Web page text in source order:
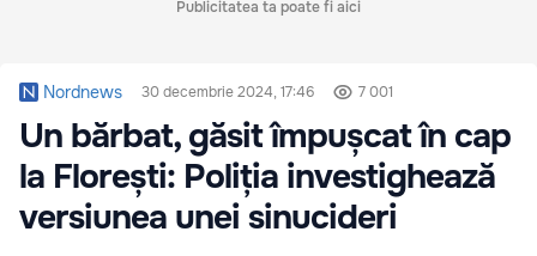
Publicitatea ta poate fi aici
Nordnews 30 decembrie 2024, 17:46 7 001
Un bărbat, găsit împușcat în cap
la Florești: Poliția investighează
versiunea unei sinucideri